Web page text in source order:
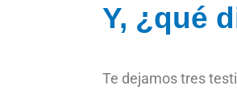
Y, ¿qué
Te dejamos tres